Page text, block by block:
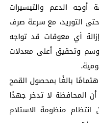
الدعم والتيسيرات
التوريد، مع سرعة صرف
أي معوقات قد تواجه
وتحقيق أعلى معدلات
بالغًا بمحصول القمح
أن المحافظة لا تدخر جهدًا
انتظام منظومة الاستلام